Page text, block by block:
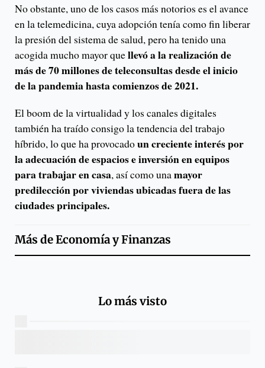
No obstante, uno de los casos más notorios es el avance
en la telemedicina, cuya adopción tenía como fin liberar
la presión del sistema de salud, pero ha tenido una
acogida mucho mayor quellevó a la realización de
más de 70 millones de teleconsultas desde el inicio
de la pandemia hasta comienzos de 2021.
El boom de la virtualidad y los canales digitales
también ha traído consigo la tendencia del trabajo
híbrido, lo que ha provocadoun creciente interés por
la adecuación de espacios e inversión en equipos
para trabajar en casa, así como unamayor
predilección por viviendas ubicadas fuera de las
ciudades principales.
Más deEconomía y Finanzas
Lo más visto